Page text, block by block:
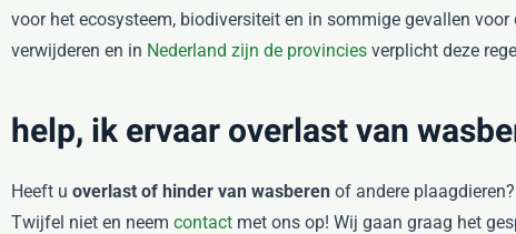
voor het ecosysteem, biodiversiteit en in sommige gevallen
verwijderen en in Nederland zijn de provincies verplicht deze
help, ik ervaar overlast van
Heeft u overlast of hinder van wasberen of andere plaagdieren?
Twijfel niet en neem contact met ons op! Wij gaan graag het